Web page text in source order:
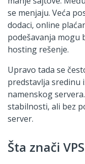
se menjaju. Veća
dodaci, online
podešavanja mogu
hosting rešenje.
Upravo tada se
predstavlja sredinu
namenskog
stabilnosti, ali bez
server.
Šta znači